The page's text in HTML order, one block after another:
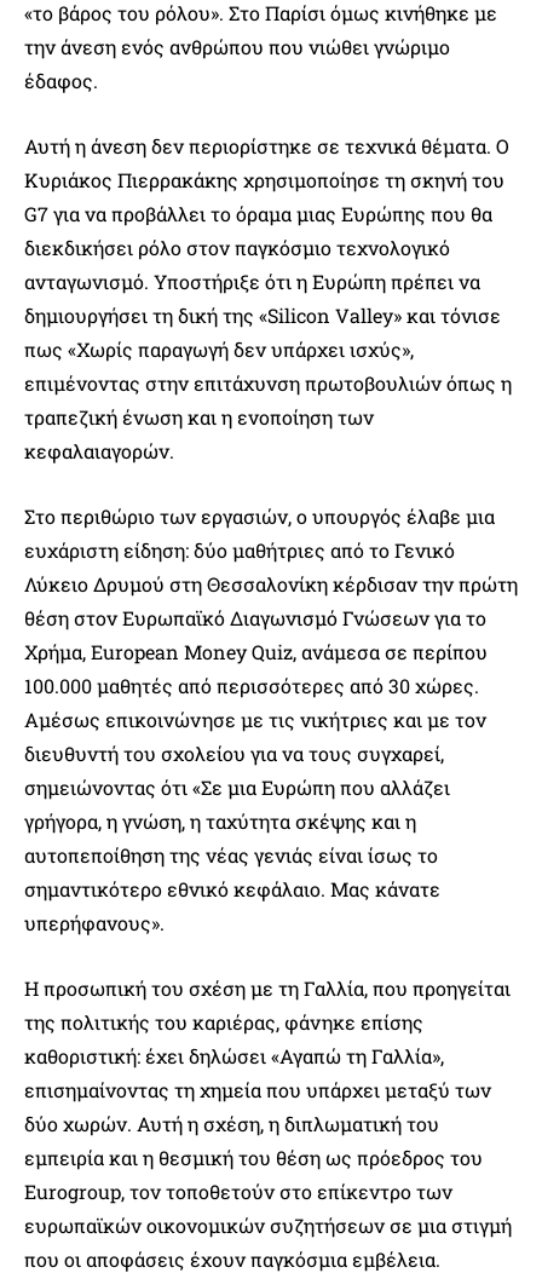
«το βάρος του ρόλου». Στο Παρίσι όμως κινήθηκε με
την άνεση ενός ανθρώπου που νιώθει γνώριμο
έδαφος.
Αυτή η άνεση δεν περιορίστηκε σε τεχνικά θέματα. Ο
Κυριάκος Πιερρακάκης χρησιμοποίησε τη σκηνή του
G7 για να προβάλλει το όραμα μιας Ευρώπης που θα
διεκδικήσει ρόλο στον παγκόσμιο τεχνολογικό
ανταγωνισμό. Υποστήριξε ότι η Ευρώπη πρέπει να
δημιουργήσει τη δική της «Silicon Valley» και τόνισε
πως «Χωρίς παραγωγή δεν υπάρχει ισχύς»,
επιμένοντας στην επιτάχυνση πρωτοβουλιών όπως η
τραπεζική ένωση και η ενοποίηση των
κεφαλαιαγορών.
Στο περιθώριο των εργασιών, ο υπουργός έλαβε μια
ευχάριστη είδηση: δύο μαθήτριες από το Γενικό
Λύκειο Δρυμού στη Θεσσαλονίκη κέρδισαν την πρώτη
θέση στον Ευρωπαϊκό Διαγωνισμό Γνώσεων για το
Χρήμα, European Money Quiz, ανάμεσα σε περίπου
100.000 μαθητές από περισσότερες από 30 χώρες.
Αμέσως επικοινώνησε με τις νικήτριες και με τον
διευθυντή του σχολείου για να τους συγχαρεί,
σημειώνοντας ότι «Σε μια Ευρώπη που αλλάζει
γρήγορα, η γνώση, η ταχύτητα σκέψης και η
αυτοπεποίθηση της νέας γενιάς είναι ίσως το
σημαντικότερο εθνικό κεφάλαιο. Μας κάνατε
υπερήφανους».
Η προσωπική του σχέση με τη Γαλλία, που προηγείται
της πολιτικής του καριέρας, φάνηκε επίσης
καθοριστική: έχει δηλώσει «Αγαπώ τη Γαλλία»,
επισημαίνοντας τη χημεία που υπάρχει μεταξύ των
δύο χωρών. Αυτή η σχέση, η διπλωματική του
εμπειρία και η θεσμική του θέση ως πρόεδρος του
Eurogroup, τον τοποθετούν στο επίκεντρο των
ευρωπαϊκών οικονομικών συζητήσεων σε μια στιγμή
που οι αποφάσεις έχουν παγκόσμια εμβέλεια.